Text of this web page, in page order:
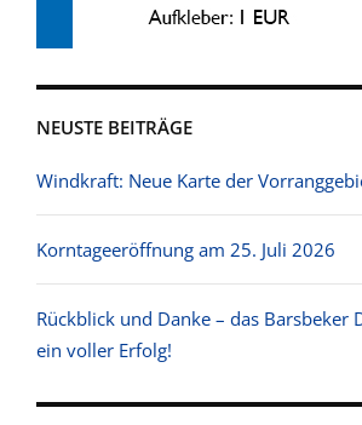
NEUSTE BEITRÄGE
Windkraft: Neue Karte der
Korntageeröffnung am 25. Juli 2026
Rückblick und Danke – das Barsbeker
ein voller Erfolg!